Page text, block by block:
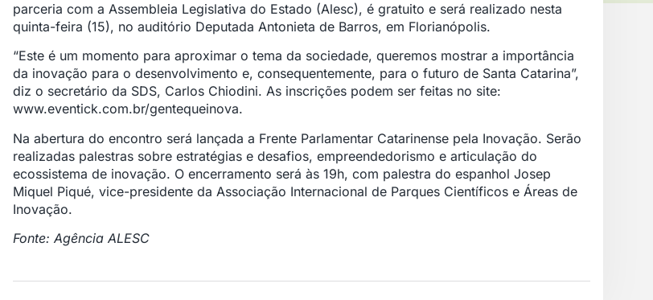
parceria com a Assembleia Legislativa do Estado (Alesc), é gratuito e será realizado nesta
quinta-feira (15), no auditório Deputada Antonieta de Barros, em Florianópolis.
“Este é um momento para aproximar o tema da sociedade, queremos mostrar a importância
da inovação para o desenvolvimento e, consequentemente, para o futuro de Santa Catarina”,
diz o secretário da SDS, Carlos Chiodini. As inscrições podem ser feitas no site:
www.eventick.com.br/gentequeinova.
Na abertura do encontro será lançada a Frente Parlamentar Catarinense pela Inovação. Serão
realizadas palestras sobre estratégias e desafios, empreendedorismo e articulação do
ecossistema de inovação. O encerramento será às 19h, com palestra do espanhol Josep
Miquel Piqué, vice-presidente da Associação Internacional de Parques Científicos e Áreas de
Inovação.
Fonte: Agência ALESC